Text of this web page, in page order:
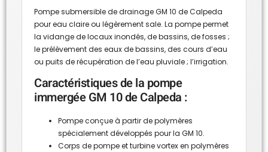
Pompe submersible de drainage GM 10 de Calpeda
pour eau claire ou légèrement sale. La pompe permet
la vidange de locaux inondés, de bassins, de fosses ;
le prélèvement des eaux de bassins, des cours d’eau
ou puits de récupération de l’eau pluviale ; l’irrigation.
Caractéristiques de la pompe
immergée GM 10 de Calpeda :
Pompe conçue à partir de polymères
spécialement développés pour la GM 10.
Corps de pompe et turbine vortex en polymères